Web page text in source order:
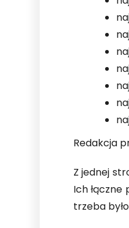
Redakcja
Z jednej
Ich łączne
trzeba